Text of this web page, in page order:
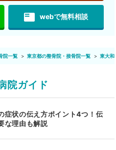
featured_play_list webで無料相談
院一覧 東京都の整骨院・接骨院一覧 東大和
院ガイド
症状の伝え方ポイント4つ！伝
な理由も解説